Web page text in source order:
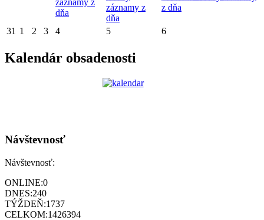
záznamy z
dňa
záznamy z
dňa
z dňa
31 1 2 3 4 5 6
Kalendár obsadenosti
Návštevnosť
Návštevnosť:
ONLINE:0
DNES:240
TÝŽDEŇ:1737
CELKOM:1426394